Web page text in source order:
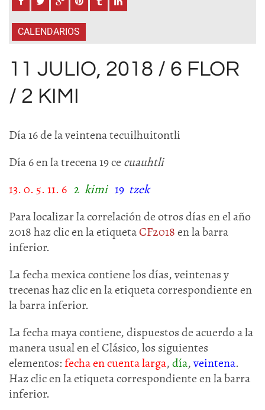
CALENDARIOS
11 JULIO, 2018 / 6 FLOR
/ 2 KIMI
Día 16 de la veintena tecuilhuitontli
Día 6 en la trecena 19 ce cuauhtli
13. 0. 5. 11. 6 2 kimi 19 tzek
Para localizar la correlación de otros días en el año
2018 haz clic en la etiquetaCF2018en la barra
inferior.
La fecha mexica contiene los días, veintenas y
trecenas haz clic en la etiqueta correspondiente en
la barra inferior.
La fecha maya contiene, dispuestos de acuerdo a la
manera usual en el Clásico, los siguientes
elementos:fecha en cuenta larga,día,veintena.
Haz clic en la etiqueta correspondiente en la barra
inferior.